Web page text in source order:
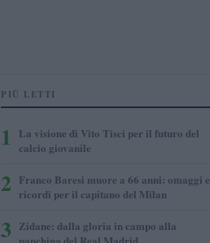
PIÙ LETTI
1
La visione di Vito Tisci per il futuro del
calcio giovanile
2 Franco Baresi muore a 66 anni: omaggi e
ricordi per il capitano del Milan
3 Zidane: dalla gloria in campo alla